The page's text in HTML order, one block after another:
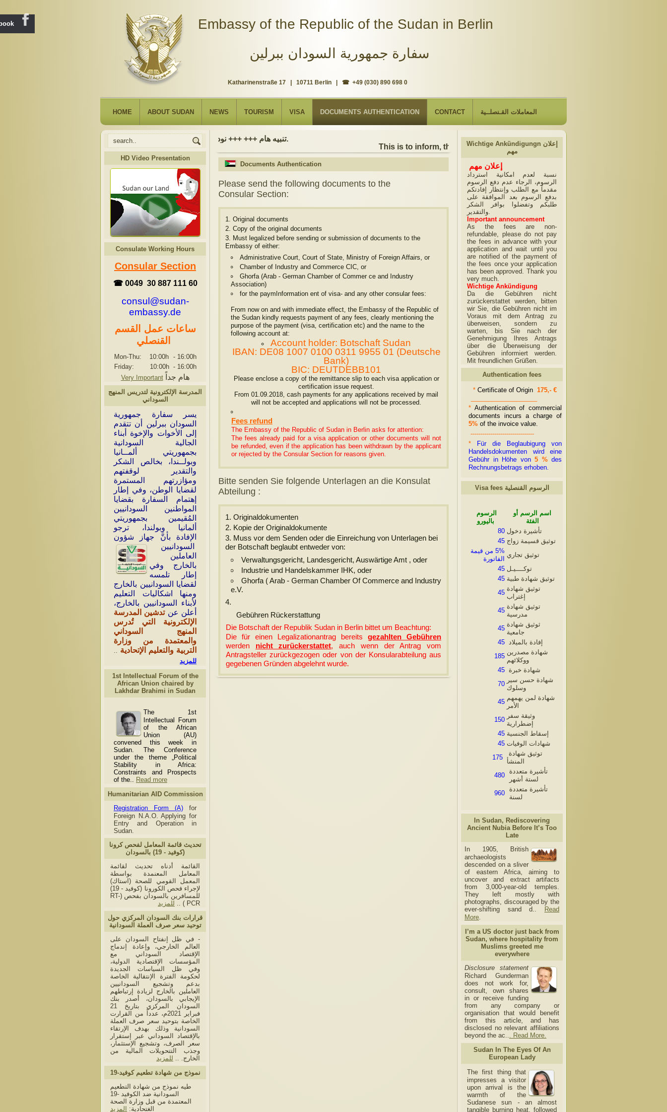
Katharinenstraße 17 | 10711 Berlin | ☎ +49 (030) 890 698 0
Embassy of the Republic of the Sudan in Berlin
سفارة جمهورية السودان ببرلين
HOME ABOUT SUDAN NEWS TOURISM VISA DOCUMENTS AUTHENTICATION CONTACT المعاملات القـنصلــية
HD Video Presentation
Consulate Working Hours
Consular Section
☎ 0049 30 887 111 60
consul@sudan-
embassy.de
ساعات عمل القسم
القنصلي
Mon-Thu: 10:00h - 16:00h
Friday: 10:00h - 16:00h
Very Important
هام جداً
المدرسة الإلكترونية لتدريس المنهج
السوداني
يسر سفارة جمهورية
السودان ببرلين أن تتقدم
إلى الأخوات والإخوة أبناء
الجالية السودانية
بجمهوريتي ألمــانيا
وبولــندا، بخالص الشكر
والتقدير لوقفتهم
ومؤازرتهم المستمرة
لقضايا الوطن، وفي إطار
إهتمام السفارة بقضايا
المواطنين السودانيين
المُقيمين بجمهوريتي
ألمانيا وبولندا، ترجو
الإفادة بأنَّ جهاز شؤون
السودانيين
العاملين
بالخارج وفي
إطار تلمسه
لقضايا السودانيين بالخارج
ومنها اشكاليات التعليم
لأبناء السودانيين بالخارج،
أعلن عنتدشين المدرسة
الإلكترونية التي تُدرس
المنهج السوداني
والمعتمدة من وزارة
التربية والتعليم الإتحادية ..
للمزيد
1st Intellectual Forum of the
African Union chaired by
Lakhdar Brahimi in Sudan
The 1st
Intellectual Forum
of the African
Union (AU)
convened this week in
Sudan. The Conference
under the theme „Political
Stability in Africa:
Constraints and Prospects
of the.. Read more
Humanitarian AID Commission
Registration Form (A) for
Foreign N.A.O. Applying for
Entry and Operation in
Sudan.
تحديث قائمة المعامل لفحص كرونا
(كوفيد - 19) بالسودان
القائمة أدناه تحديث لقائمة
المعامل المعنمدة بواسطة
المعمل القومي للصحة (استاك)
لإجراء فحص الكورونا (كوفيد - 19)
للمسافرين بالسودان بفحص (RT-
PCR ) ..
للمزيد
قرارات بنك السودان المركزي حول
توحيد سعر صرف العملة السودانية
- في ظل إنفتاح السودان على
العالم الخارجي، وإعادة إندماج
الإقتصاد السوداني مع
المؤسسات الإقتصادية الدولية،
وفي ظل السياسات الجديدة
لحكومة الفترة الإنتقالية الخاصة
بدعم وتشجيع السودانيين
العاملين بالخارج لزيادة إرتباطهم
الإيجابي بالسودان، أصدر بنك
السودان المركزي بتاريخ 21
فبراير 2021م، عدداً من القرارت
الخاصة بتوحيد سعر صرف العملة
السودانية وذلك بهدف الإرتقاء
بالإقتصاد السوداني عبر إستقرار
سعر الصرف، وتشجيع الإستثمار،
وجذب التتحويلات المالية من
الخارج. .. للمزيد
نموذج من شهادة تطعيم كوفيد-19
طيه نموذج من شهادة التطعيم
السودانية ضد الكوفيد -19
المعتمدة من قبل وزارة الصحة
الغتحادية:
المزيد
This is to inform, that the Embassy will be closed due to the observance of
Documents Authentication
Please send the following documents to the
Consular Section:
Original documents
Copy of the original documents
Must legalized before sending or submission of documents to the
Embassy of either:
Administrative Court, Court of State, Ministry of Foreign Affairs, or
Chamber of Industry and Commerce CIC, or
Ghorfa (Arab - German Chamber of Commer ce and Industry
Association)
for the paymInformation ent of visa- and any other consular fees:
From now on and with immediate effect, the Embassy of the Republic of
the Sudan kindly requests payment of any fees, clearly mentioning the
purpose of the payment (visa, certification etc) and the name to the
following account at:
Account holder: Botschaft Sudan
IBAN: DE08 1007 0100 0311 9955 01 (Deutsche
Bank)
BIC: DEUTDEBB101
Please enclose a copy of the remittance slip to each visa application or
certification issue request.
From 01.09.2018, cash payments for any applications received by mail
will not be accepted and applications will not be processed.
Fees refund
The Embassy of the Republic of Sudan in Berlin asks for attention:
The fees already paid for a visa application or other documents will not
be refunded, even if the application has been withdrawn by the applicant
or rejected by the Consular Section for reasons given.
Bitte senden Sie folgende Unterlagen an die Konsulat
Abteilung :
Originaldokumenten
Kopie der Originaldokumente
Muss vor dem Senden oder die Einreichung von Unterlagen bei
der Botschaft beglaubt entweder von:
Verwaltungsgericht, Landesgericht, Auswärtige Amt , oder
Industrie und Handelskammer IHK, oder
Ghorfa ( Arab - German Chamber Of Commerce and Industry
e.V.
Gebühren Rückerstattung
Die Botschaft der Republik Sudan in Berlin bittet um Beachtung:
Die für einen Legalizationantrag bereits gezahlten Gebühren
werden nicht zurückerstattet, auch wenn der Antrag vom
Antragsteller zurückgezogen oder von der Konsularabteilung aus
gegebenen Gründen abgelehnt wurde.
Wichtige Ankündigungn إعلان
مهم
إعلان مهم
نسبة لعدم امكانية استرداد
الرسوم، الرجاء عدم دفع الرسوم
مقدماً مع الطلب وإنتظار إفادتكم
بدفع الرسوم بعد الموافقة على
طلبكم وتفضلوا بوافر الشكر
والتقدير.
Important announcement
As the fees are non-
refundable, please do not pay
the fees in advance with your
application and wait until you
are notified of the payment of
the fees once your application
has been approved. Thank you
very much.
Wichtige Ankündigung
Da die Gebühren nicht
zurückerstattet werden, bitten
wir Sie, die Gebühren nicht im
Voraus mit dem Antrag zu
überweisen, sondern zu
warten, bis Sie nach der
Genehmigung Ihres Antrags
über die Überweisung der
Gebühren informiert werden.
Mit freundlichen Grüßen.
Authentication fees
* Certificate of Origin 175,- €
* Authentication of commercial
documents incurs a charge of
5% of the invoice value.
--------------------------------
*
Für die Beglaubigung von
Handelsdokumenten wird eine
Gebühr in Höhe von 5 %des
Rechnungsbetrags erhoben.
Visa fees الرسوم القنصلية
الرسوم
باليورو
اسم الرسم أو
الفئة
80
45
5% من قيمة
الفاتورة
45
45
45
توثيق شهادة
45
توثيق شهادة
45
ثوثيق شهادة
45
185
شهادة مصدرين
ووكلائهم
45
70
شهادة حسن سير
45
شهادة لمن يهمهم
150
وثيقة سفر
45
45
175
المنشأ
480
تأشيرة متعددة
لستة أشهر
960
تأشيرة متعددة
لسنة
In Sudan, Rediscovering
Ancient Nubia Before It’s Too
Late
In 1905, British
archaeologists
descended on a sliver
of eastern Africa, aiming to
uncover and extract artifacts
from 3,000-year-old temples.
They left mostly with
photographs, discouraged by the
ever-shifting sand d..
Read
More.
I’m a US doctor just back from
Sudan, where hospitality from
Muslims greeted me
everywhere
Disclosure statement
Richard Gunderman
does not work for,
consult, own shares
in or receive funding
from any company or
organisation that would benefit
from this article, and has
disclosed no relevant affiliations
beyond the ac... Read More.
Sudan In The Eyes Of An
European Lady
The first thing that
impresses a visitor
upon arrival is the
warmth of the
Sudanese sun - an almost
tangible burning heat, followed